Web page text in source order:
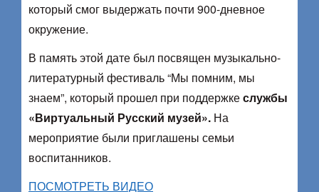
который смог выдержать почти 900-дневное
окружение.
В память этой дате был посвящен музыкально-
литературный фестиваль “Мы помним, мы
знаем”, который прошел при поддержкеслужбы
«Виртуальный Русский музей». На
мероприятие были приглашены семьи
воспитанников.
ПОСМОТРЕТЬ ВИДЕО